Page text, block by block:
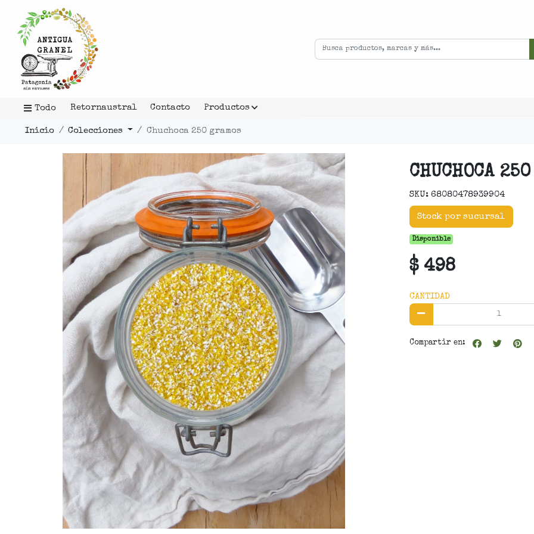
Todo Retornaustral Contacto Productos
Inicio Colecciones Chuchoca 250 gramos
CHUCHOCA
SKU: 68080478939904
Stock por sucursal
Disponible
$ 498
CANTIDAD
Compartir en: